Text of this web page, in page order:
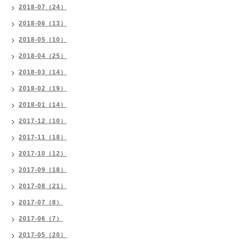
2018-07（24）
2018-06（13）
2018-05（10）
2018-04（25）
2018-03（14）
2018-02（19）
2018-01（14）
2017-12（10）
2017-11（18）
2017-10（12）
2017-09（18）
2017-08（21）
2017-07（8）
2017-06（7）
2017-05（20）